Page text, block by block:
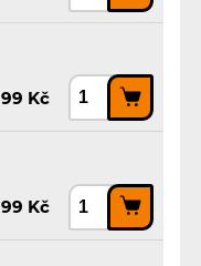
99 Kč
99 Kč